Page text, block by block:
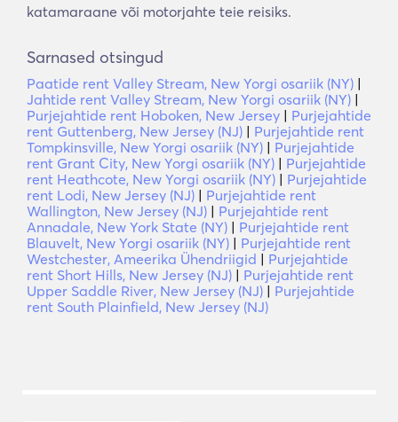
katamaraane või motorjahte teie reisiks.
Sarnased otsingud
Paatide rent Valley Stream, New Yorgi osariik (NY) |
Jahtide rent Valley Stream, New Yorgi osariik (NY) |
Purjejahtide rent Hoboken, New Jersey | Purjejahtide
rent Guttenberg, New Jersey (NJ) | Purjejahtide rent
Tompkinsville, New Yorgi osariik (NY) | Purjejahtide
rent Grant City, New Yorgi osariik (NY) | Purjejahtide
rent Heathcote, New Yorgi osariik (NY) | Purjejahtide
rent Lodi, New Jersey (NJ) | Purjejahtide rent
Wallington, New Jersey (NJ) | Purjejahtide rent
Annadale, New York State (NY) | Purjejahtide rent
Blauvelt, New Yorgi osariik (NY) | Purjejahtide rent
Westchester, Ameerika Ühendriigid | Purjejahtide
rent Short Hills, New Jersey (NJ) | Purjejahtide rent
Upper Saddle River, New Jersey (NJ) | Purjejahtide
rent South Plainfield, New Jersey (NJ)